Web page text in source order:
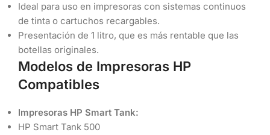
Ideal para uso en impresoras con sistemas continuos
de tinta o cartuchos recargables.
Presentación de 1 litro, que es más rentable que las
botellas originales.
Modelos de Impresoras HP
Compatibles
Impresoras HP Smart Tank:
HP Smart Tank 500